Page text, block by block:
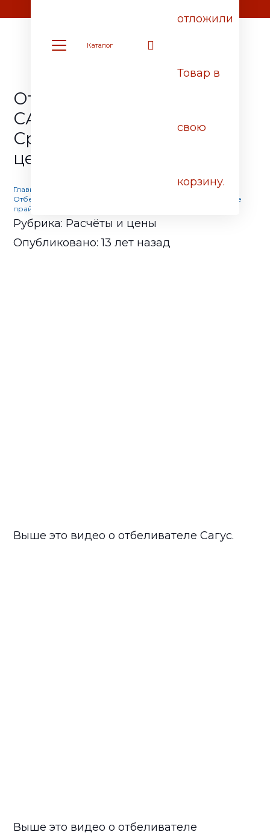
Каталог
отложили
Товар в
свою
корзину.
Отбеливатель древесины
САГУС или БИОЩИТ?
Сравнение прайс-лист,
цены и качества
Главная
Отбеливатель древесины САГУС или БИОЩИТ? Сравнение
прайс-лист, цены и качества
Рубрика: Расчёты и цены
Опубликовано:13 лет назад
Выше это видео о отбеливателе Сагус.
Выше это видео о отбеливателе